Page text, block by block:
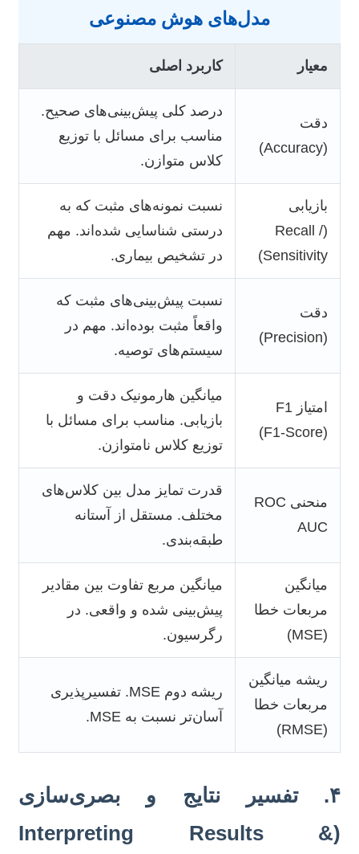
مدل‌های هوش مصنوعی
معیار کاربرد اصلی
دقت
(Accuracy)
درصد کلی پیش‌بینی‌های صحیح.
مناسب برای مسائل با توزیع
کلاس متوازن.
بازیابی
(Recall /
Sensitivity)
نسبت نمونه‌های مثبت که به
درستی شناسایی شده‌اند. مهم
در تشخیص بیماری.
دقت
(Precision)
نسبت پیش‌بینی‌های مثبت که
واقعاً مثبت بوده‌اند. مهم در
سیستم‌های توصیه.
امتیاز F1
(F1-Score)
میانگین هارمونیک دقت و
بازیابی. مناسب برای مسائل با
توزیع کلاس نامتوازن.
منحنی ROC
AUC
قدرت تمایز مدل بین کلاس‌های
مختلف. مستقل از آستانه
طبقه‌بندی.
میانگین
مربعات خطا
(MSE)
میانگین مربع تفاوت بین مقادیر
پیش‌بینی شده و واقعی. در
رگرسیون.
ریشه میانگین
مربعات خطا
(RMSE)
ریشه دوم MSE. تفسیرپذیری
آسان‌تر نسبت به MSE.
۴. تفسیر نتایج و بصری‌سازی
(Interpreting Results &